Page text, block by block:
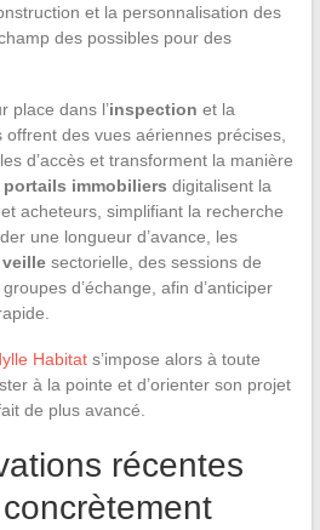
et la personnalisation des
des possibles pour des
place dans l’inspection et la
des vues aériennes précises,
d’accès et transforment la manière
portails immobiliers digitalisent la
acheteurs, simplifiant la recherche
une longueur d’avance, les
veillesectorielle, des sessions de
d’échange, afin d’anticiper
Habitats’impose alors à toute
à la pointe et d’orienter son projet
de plus avancé.
récentes